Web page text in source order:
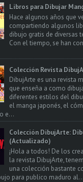
Libros para Dibujar
Hace algunos años que
compartiendo algunos
dibujo gratis de diversas
Con el tiempo, se han
Colección Revista
DibujArte es una revista
que enseña a como
diferentes estilos del
el manga japonés, el
e...
Colección DibujArte:
(Actualizado)
¡Hola a todos! De los
la revista DibujArte,
una colección bastante
para publico maduro al...